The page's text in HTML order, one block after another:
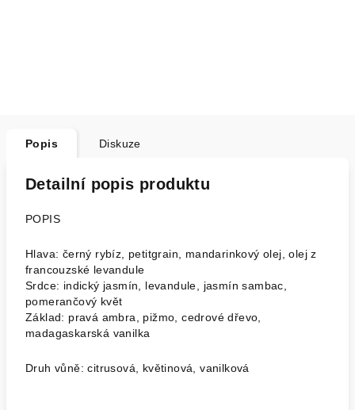
Popis Diskuze
Detailní popis produktu
POPIS
Hlava: černý rybíz, petitgrain, mandarinkový olej, olej z
francouzské levandule
Srdce: indický jasmín, levandule, jasmín sambac,
pomerančový květ
Základ: pravá ambra, pižmo, cedrové dřevo,
madagaskarská vanilka
Druh vůně: citrusová, květinová, vanilková